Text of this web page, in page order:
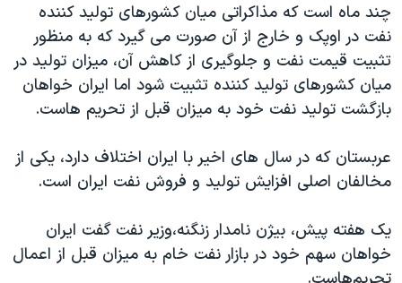
همایش محافظه‌کاران آمریکا «سی‌پک»
صفحه‌های ویژه
سفر پرزیدنت ترامپ به چین
چند ماه است که مذاکراتی میان کشورهای تولید کننده
نفت در اوپک و خارج از آن صورت می گیرد که به منظور
تثبیت قیمت نفت و جلوگیری از کاهش آن، میزان تولید در
میان کشورهای تولید کننده تثبیت شود اما ایران خواهان
بازگشت تولید نفت خود به میزان قبل از تحریم هاست.
عربستان که در سال های اخیر با ایران اختلاف دارد، یکی از
مخالفان اصلی افزایش تولید و فروش نفت ایران است.
یک هفته پیش، بیژن نامدار زنگنه،وزیر نفت گفت ایران
خواهان سهم خود در بازار نفت خام به میزان قبل از اعمال